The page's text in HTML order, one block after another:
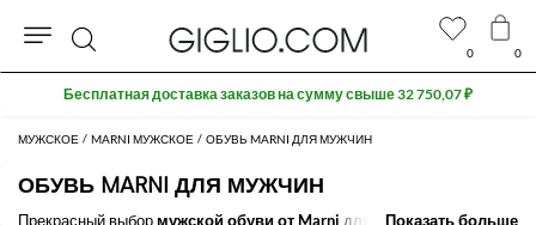
МУЖСКОЕ MARNI МУЖСКОЕ ОБУВЬ MARNI ДЛЯ МУЖЧИН
ОБУВЬ MARNI ДЛЯ МУЖЧИН
Прекрасный выбормужской обуви от Marni для завершения Вашего
Показать больше
Показать больше
0 0
Поиск
Бесплатная доставка заказов на сумму свыше 32 750,07 ₽